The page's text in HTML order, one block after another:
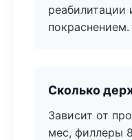
покраснением.
Сколько
Зависит от
мес, филлеры